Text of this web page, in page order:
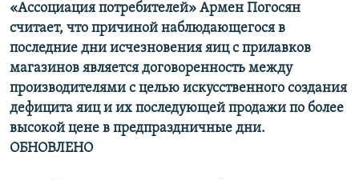
«Ассоциация потребителей» Армен Погосян
считает, что причиной наблюдающегося в
последние дни исчезновения яиц с прилавков
магазинов является договоренность между
производителями с целью искусственного создания
дефицита яиц и их последующей продажи по более
высокой цене в предпраздничные дни.
ОБНОВЛЕНО